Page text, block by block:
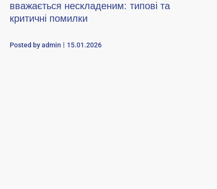
вважається нескладеним: типові та
критичні помилки
Posted byadmin 15.01.2026